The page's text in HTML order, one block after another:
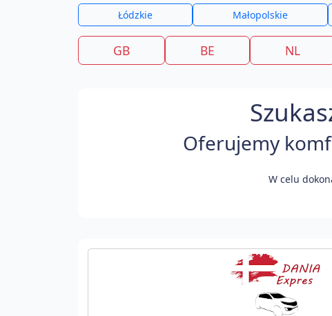
Łódzkie Małopolskie
GB BE NL
Oferujemy
W celu